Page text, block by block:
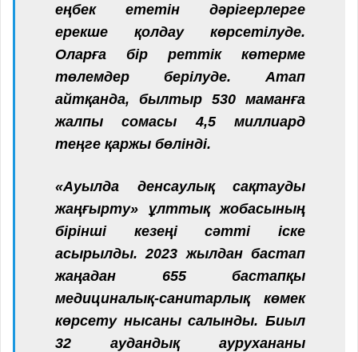
еңбек ететін дәрігерлерге
ерекше қолдау көрсетілуде.
Оларға бір реттік көтерме
төлемдер берілуде. Атап
айтқанда, былтыр 530 маманға
жалпы сомасы 4,5 миллиард
теңге қаржы бөлінді.
«Ауылда денсаулық сақтауды
жаңғырту» ұлттық жобасының
бірінші кезеңі сәтті іске
асырылды. 2023 жылдан бастап
жаңадан 655 бастапқы
медициналық-санитарлық көмек
көрсету нысаны салынды. Биыл
32 аудандық аурухананы